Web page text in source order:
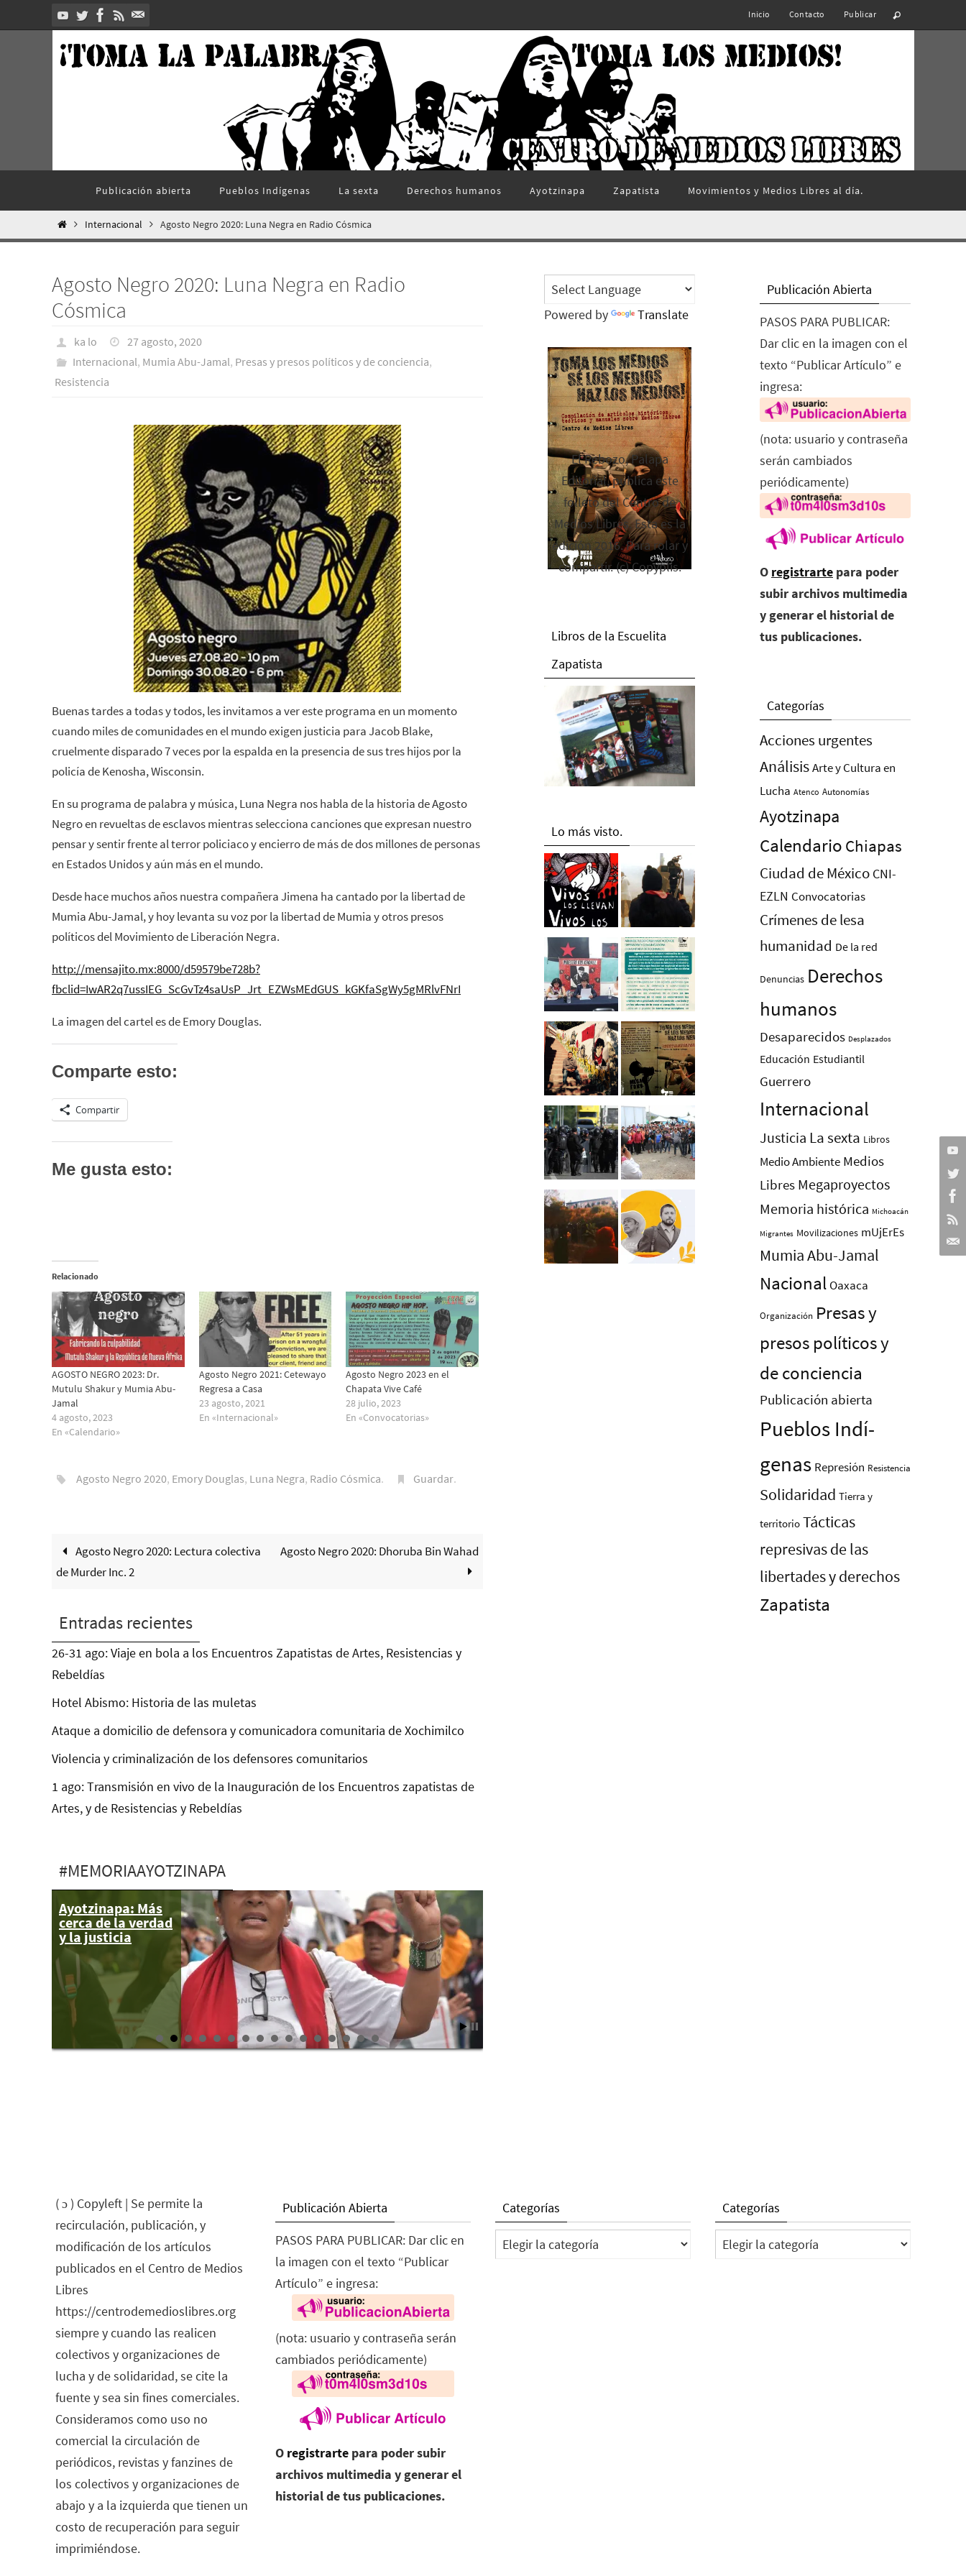
al
Inicio Contacto Publicar
contenido
Publicación abierta Pueblos Indí­genas La sexta Derechos humanos Ayotzinapa Zapatista Movimientos y Medios Libres al día.
InicioInternacional Agosto Negro 2020: Luna Negra en Radio Cósmica
Agosto Negro 2020: Luna Negra en Radio
Cósmica
ka lo
27 agosto, 2020
Internacional, Mumia Abu-Jamal, Presas y presos polí­ticos y de conciencia,
Resistencia
Buenas tardes a todas y todos, les invitamos a ver este programa en un momento
cuando miles de comunidades en el mundo exigen justicia para Jacob Blake,
cruelmente disparado 7 veces por la espalda en la presencia de sus tres hijos por la
policía de Kenosha, Wisconsin.
En su programa de palabra y música, Luna Negra nos habla de la historia de Agosto
Negro en revueltas de esclavos mientras selecciona canciones que expresan nuestro
pensar y sentir frente al terror policiaco y encierro de más de dos millones de personas
en Estados Unidos y aún más en el mundo.
Desde hace muchos años nuestra compañera Jimena ha cantado por la libertad de
Mumia Abu-Jamal, y hoy levanta su voz por la libertad de Mumia y otros presos
políticos del Movimiento de Liberación Negra.
http://mensajito.mx:8000/d59579be728b?
fbclid=IwAR2q7ussIEG_ScGvTz4saUsP_Jrt_EZWsMEdGUS_kGKfaSgWy5gMRlvFNrI
La imagen del cartel es de Emory Douglas.
Comparte esto:
Compartir
Me gusta esto:
Relacionado
AGOSTO NEGRO 2023: Dr.
Mutulu Shakur y Mumia Abu-
Jamal
4 agosto, 2023
En «Calendario»
Agosto Negro 2021: Cetewayo
Regresa a Casa
23 agosto, 2021
En «Internacional»
Agosto Negro 2023 en el
Chapata Vive Café
28 julio, 2023
En «Convocatorias»
Agosto Negro 2020, Emory Douglas, Luna Negra, Radio Cósmica. Guardar.
Agosto Negro 2020: Lectura colectiva
de Murder Inc. 2
Agosto Negro 2020: Dhoruba Bin Wahad
Entradas recientes
26-31 ago: Viaje en bola a los Encuentros Zapatistas de Artes, Resistencias y
Rebeldías
Hotel Abismo: Historia de las muletas
Ataque a domicilio de defensora y comunicadora comunitaria de Xochimilco
Violencia y criminalización de los defensores comunitarios
1 ago: Transmisión en vivo de la Inauguración de los Encuentros zapatistas de
Artes, y de Resistencias y Rebeldías
#MEMORIAAYOTZINAPA
Ayotzinapa: Más
cerca de la verdad
y la justicia
Ayotzinapa:
Luchar sin un
membrete
Powered by Translate
El Rebozo, Palapa
Editorial, publica este
folleto del Centro de
Medios Libres. Esta es la
edición 2016. Para rolar y
compartir. (c) Copyplis.
Libros de la Escuelita
Zapatista
Lo más visto.
Publicación Abierta
PASOS PARA PUBLICAR:
Dar clic en la imagen con el
texto “Publicar Artículo” e
ingresa:
(nota: usuario y contraseña
serán cambiados
periódicamente)
O registrarte para poder
subir archivos multimedia
y generar el historial de
tus publicaciones.
Categorías
Acciones urgentes
AnálisisArte y Cultura en
Lucha Atenco Autonomías
Ayotzinapa
Calendario Chiapas
Ciudad de México CNI-
EZLN Convocatorias
Crímenes de lesa
humanidad De la red
Denuncias Derechos
humanos
Desaparecidos Desplazados
Educación Estudiantil
Guerrero
Internacional
Justicia La sexta Libros
Medio Ambiente Medios
Libres Megaproyectos
Memoria histórica Michoacán
Migrantes Movilizaciones mUjErEs
Mumia Abu-Jamal
Nacional Oaxaca
Organización Presas y
presos polí­ticos y
de conciencia
Publicación abierta
Pueblos Indí­
genas Represión Resistencia
Solidaridad Tierra y
territorio Tácticas
represivas de las
libertades y derechos
Zapatista
( ɔ ) Copyleft | Se permite la
recirculación, publicación, y
modificación de los artículos
publicados en el Centro de Medios
Libres
https://centrodemedioslibres.org
siempre y cuando las realicen
colectivos y organizaciones de
lucha y de solidaridad, se cite la
fuente y sea sin fines comerciales.
Consideramos como uso no
comercial la circulación de
periódicos, revistas y fanzines de
los colectivos y organizaciones de
abajo y a la izquierda que tienen un
costo de recuperación para seguir
imprimiéndose.
Publicación Abierta
PASOS PARA PUBLICAR: Dar clic en
la imagen con el texto “Publicar
Artículo” e ingresa:
(nota: usuario y contraseña serán
cambiados periódicamente)
O registrarte para poder subir
archivos multimedia y generar el
historial de tus publicaciones.
Categorías
Categorías
Categorías
Categorías